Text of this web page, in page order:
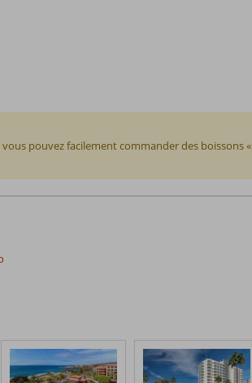
pouvez facilement commander des boissons «